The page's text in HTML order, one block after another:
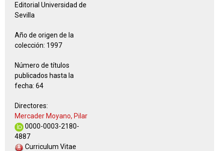
Editorial Universidad de
Sevilla
Año de origen de la
colección: 1997
Número de títulos
publicados hasta la
fecha: 64
Directores:
Mercader Moyano, Pilar
0000-0003-2180-
4887
Curriculum Vitae